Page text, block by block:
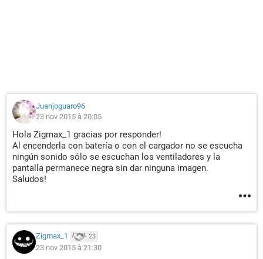
Juanjoguaro96
23 nov 2015 à 20:05
Hola Zigmax_1 gracias por responder!
Al encenderla con batería o con el cargador no se escucha
ningún sonido sólo se escuchan los ventiladores y la
pantalla permanece negra sin dar ninguna imagen.
Saludos!
Zigmax_1 23
23 nov 2015 à 21:30